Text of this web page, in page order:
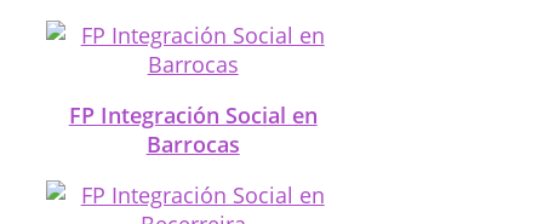
FP Integración Social en
Barrocas